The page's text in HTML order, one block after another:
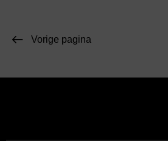
Vorige pagina